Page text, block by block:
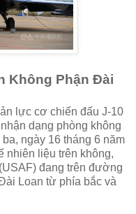
Không Phận Đài
lực cơ chiến đấu J-10
dạng phòng không
ngày 16 tháng 6 năm
nhiên liệu trên không,
đang trên đường
Loan từ phía bắc và